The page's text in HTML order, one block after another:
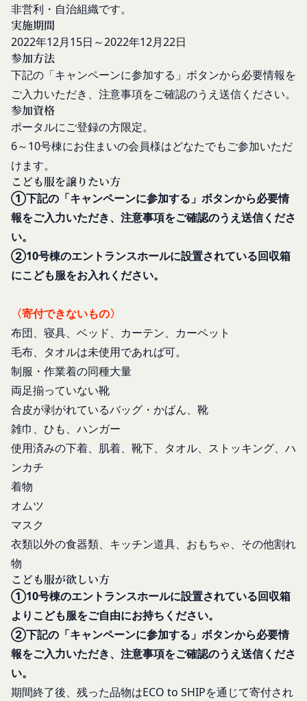
非営利・自治組織です。
実施期間
2022年12月15日～2022年12月22日
参加方法
下記の「キャンペーンに参加する」ボタンから必要情報を
ご入力いただき、注意事項をご確認のうえ送信ください。
参加資格
ポータルにご登録の方限定。
6～10号棟にお住まいの会員様はどなたでもご参加いただ
けます。
こども服を譲りたい方
①下記の「キャンペーンに参加する」ボタンから必要情
報をご入力いただき、注意事項をご確認のうえ送信くださ
い。
②10号棟のエントランスホールに設置されている回収箱
にこども服をお入れください。
〈寄付できないもの〉
布団、寝具、ベッド、カーテン、カーペット
毛布、タオルは未使用であれば可。
制服・作業着の同種大量
両足揃っていない靴
合皮が剥がれているバッグ・かばん、靴
雑巾、ひも、ハンガー
使用済みの下着、肌着、靴下、タオル、ストッキング、ハ
ンカチ
着物
オムツ
マスク
衣類以外の食器類、キッチン道具、おもちゃ、その他割れ
物
こども服が欲しい方
①10号棟のエントランスホールに設置されている回収箱
よりこども服をご自由にお持ちください。
②下記の「キャンペーンに参加する」ボタンから必要情
報をご入力いただき、注意事項をご確認のうえ送信くださ
い。
期間終了後、残った品物はECO to SHIPを通じて寄付され
携先に開示を認めた情報を取得することがありま
す。
取得した個人情報等の利用目的
当社は、お客様からご提供いただいたお客様情報
を、当社各サービスの利用規約において定める利用
目的の範囲内で利用します。
Cookie（クッキー）について
当社は、お客様にとってより使いやすく、より価値
ある情報を提供するためにCookie(以下「クッキ
ー」といいます。これに類似の技術を含みます。)
を使用することがあります。
クッキーは、ウェブサイトを利用されたときにご利
用のパソコンや携帯端末に一時的にデータを保存さ
バに、当社サイト内におけるお客様の行動履歴(ア
クセスしたURL、コンテンツ、参照順序等)や、年
齢や性別、職業、居住地域、位置情報等個人が特定
個人が特定できないもの)を取得することがありま
す。
お客様がご自身に関する情報の取得を望まれない場
合は、ブラウザや携帯端末の設定により、クッキー
の受け取りを拒否することも可能です。なお、クッ
キーの受け取りを拒否された場合、当社のサービス
の一部がご利用できなくなることがあります。
適正管理
当社は、お客様情報への不正なアクセスや漏洩等を
防ぐため、セキュリティーの維持に努めます。ま
が不要と判断した場合、お客様から取得したお客様
情報を安全かつ合理的な方法で消去します。
第三者への提供等
当社は、以下の場合、お客様情報を第三者と共有す
供した相手方を「提供先」といいます。）
お客様の同意を得た場合
当社は、お客様の同意を得た場合、お客様情報（個
人情報の場合もあります。）を第三者である会社、
組織、個人に提供することがあります。
支払処理、データ分析、メール送信、ホスティング
す。）を提供し、又はその運営を行う者をいいま
す。
第2条（総則・適用範囲）
本規約は、会員と当社間において本サービスの利用
に関し適用され、登録手続き完了後の本サービスの
提供条件及び当社と会員との権利義務関係を定める
ものです。
当社が、当社ウェブサイト上に本サービスに関する
個別規定や追加規定を掲載する場合、又は第11条
発信する場合、それらは本規約の一部を構成するも
のとし、個別規定、追加規定又はルール等が本規約
と抵触する場合には、当該個別規定、追加規定又は
ルール等が優先されるものとします。
会員の明示の承諾を得ることなく、本規約を変更す
ることができるものとします。
生日を定め、かつ、本規約を変更する旨及び変更後
の本規約の内容並びにその効力発生日を、会員に対
し、本規約変更の効力発生日前に、第11条に定め
る方法により通知するものとします。ただし、文言
の修正等、会員に不利益を与えるものではない軽微
な変更の場合には、当該通知を省略することができ
ます。
本規約変更の効力発生日後に本サービスの利用を行
った場合、会員は本規約の変更に同意したものとみ
なします。
パートナーが提供するサービスについては、各サー
ビスに定められる利用規約等に従ってご利用くださ
い。
に定める意味を有します。
第3条（提供されるサービス）
当社が提供する本サービスは、次の各号に掲げるサ
ービスとします。
コミュニティポータルサイトが提供する情報サ
ービス
当社は、前項各号に定めるサービスの内容を変更す